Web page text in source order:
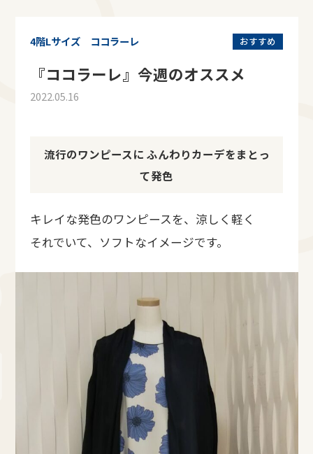
おすすめ
4階Lサイズ ココラーレ
『ココラーレ』今週のオススメ
2022.05.16
流行のワンピースに ふんわりカーデをまとっ
て発色
キレイな発色のワンピースを、涼しく軽く
それでいて、ソフトなイメージです。